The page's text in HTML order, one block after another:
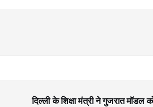
दिल्ली के शिक्षा मंत्री ने गुजरात मॉडल